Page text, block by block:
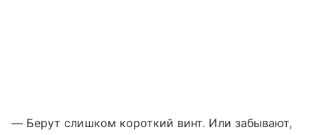
— Берут слишком короткий винт. Или забывают,